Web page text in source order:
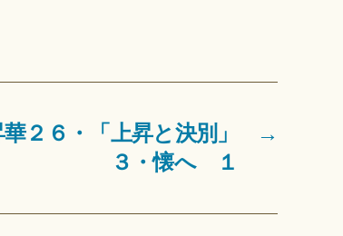
→
２６・「上昇と決別」
３・懐へ １